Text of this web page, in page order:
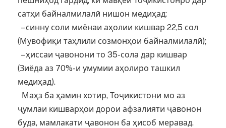
сатҳи байналмилалӣ нишон медиҳад:
– синну соли миёнаи аҳолии кишвар 22,5 сол
(Мувофиқи таҳлили созмонҳои байналмилалӣ);
– ҳиссаи ҷавонони то 35-сола дар кишвар
(Зиёда аз 70%-и умумии аҳолиро ташкил
медиҳад).
Маҳз ба ҳамин хотир, Тоҷикистони мо аз
ҷумлаи кишварҳои дорои афзалияти ҷавонон
буда, мамлакати ҷавонон ба ҳисоб меравад.